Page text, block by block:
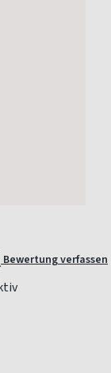
Bewertung verfassen